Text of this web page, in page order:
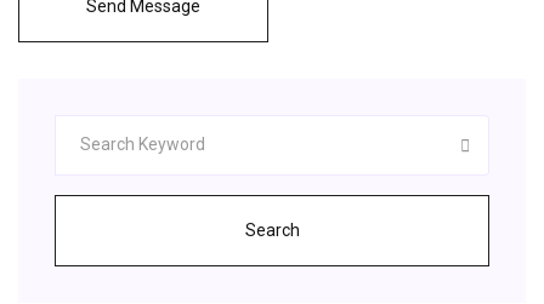
Send Message
Search